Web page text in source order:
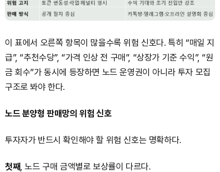
이 표에서 오른쪽 항목이 많을수록 위험 신호다. 특히 “매일 지
급”, “추천수당”, “가격 인상 전 구매”, “상장가 기준 수익”, “원
금 회수”가 동시에 등장하면 노드 운영권이 아니라 투자 모집
구조로 봐야 한다.
노드 분양형 판매망의 위험 신호
투자자가 반드시 확인해야 할 위험 신호는 명확하다.
첫째, 노드 구매 금액별로 보상률이 다르다.